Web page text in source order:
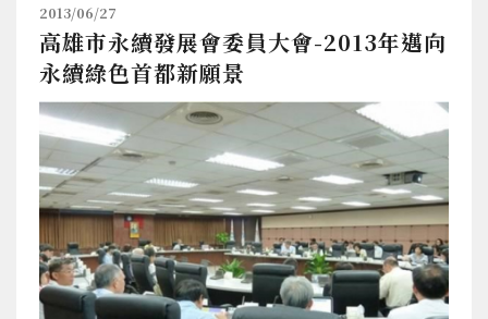
2013/06/27
高雄市永續發展會委員大會-2013年邁向
永續綠色首都新願景